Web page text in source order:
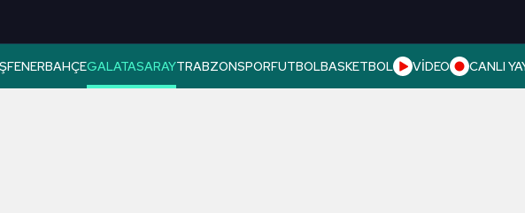
FENERBAHÇEGALATASARAYTRABZONSPORFUTBOLBASKETBOL VİDEO CANLI